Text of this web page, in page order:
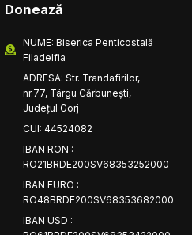
Donează
NUME: Biserica Penticostală
Filadelfia
ADRESA: Str. Trandafirilor,
nr.77, Târgu Cărbunești,
Județul Gorj
CUI: 44524082
IBAN RON :
RO21BRDE200SV68353252000
IBAN EURO :
RO48BRDE200SV68353682000
IBAN USD :